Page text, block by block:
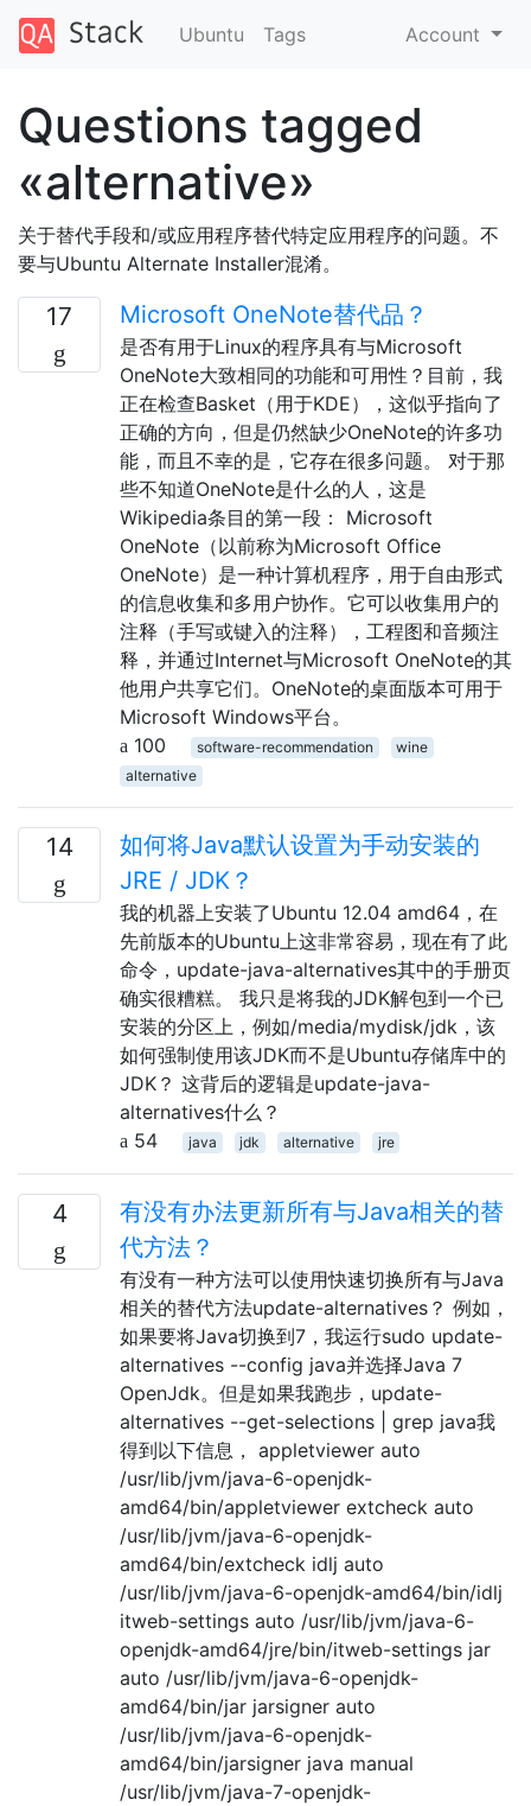
Ubuntu Tags Account
Questions tagged
«alternative»
关于替代手段和/或应用程序替代特定应用程序的问题。不
要与Ubuntu Alternate Installer混淆。
17 Microsoft OneNote替代品？
是否有用于Linux的程序具有与Microsoft
OneNote大致相同的功能和可用性？目前，我
正在检查Basket（用于KDE），这似乎指向了
正确的方向，但是仍然缺少OneNote的许多功
能，而且不幸的是，它存在很多问题。 对于那
些不知道OneNote是什么的人，这是
Wikipedia条目的第一段： Microsoft
OneNote（以前称为Microsoft Office
OneNote）是一种计算机程序，用于自由形式
的信息收集和多用户协作。它可以收集用户的
注释（手写或键入的注释），工程图和音频注
释，并通过Internet与Microsoft OneNote的其
他用户共享它们。OneNote的桌面版本可用于
Microsoft Windows平台。
100
software-recommendation
wine
alternative
14
如何将Java默认设置为手动安装的
JRE / JDK？
我的机器上安装了Ubuntu 12.04 amd64，在
先前版本的Ubuntu上这非常容易，现在有了此
命令，update-java-alternatives其中的手册页
确实很糟糕。 我只是将我的JDK解包到一个已
安装的分区上，例如/media/mydisk/jdk，该
如何强制使用该JDK而不是Ubuntu存储库中的
JDK？ 这背后的逻辑是update-java-
alternatives什么？
54
java jdk alternative jre
4
有没有办法更新所有与Java相关的替
代方法？
有没有一种方法可以使用快速切换所有与Java
相关的替代方法update-alternatives？ 例如，
如果要将Java切换到7，我运行sudo update-
alternatives --config java并选择Java 7
OpenJdk。但是如果我跑步，update-
alternatives --get-selections | grep java我
得到以下信息， appletviewer auto
/usr/lib/jvm/java-6-openjdk-
amd64/bin/appletviewer extcheck auto
/usr/lib/jvm/java-6-openjdk-
amd64/bin/extcheck idlj auto
/usr/lib/jvm/java-6-openjdk-amd64/bin/idlj
itweb-settings auto /usr/lib/jvm/java-6-
openjdk-amd64/jre/bin/itweb-settings jar
auto /usr/lib/jvm/java-6-openjdk-
amd64/bin/jar jarsigner auto
/usr/lib/jvm/java-6-openjdk-
amd64/bin/jarsigner java manual
/usr/lib/jvm/java-7-openjdk-